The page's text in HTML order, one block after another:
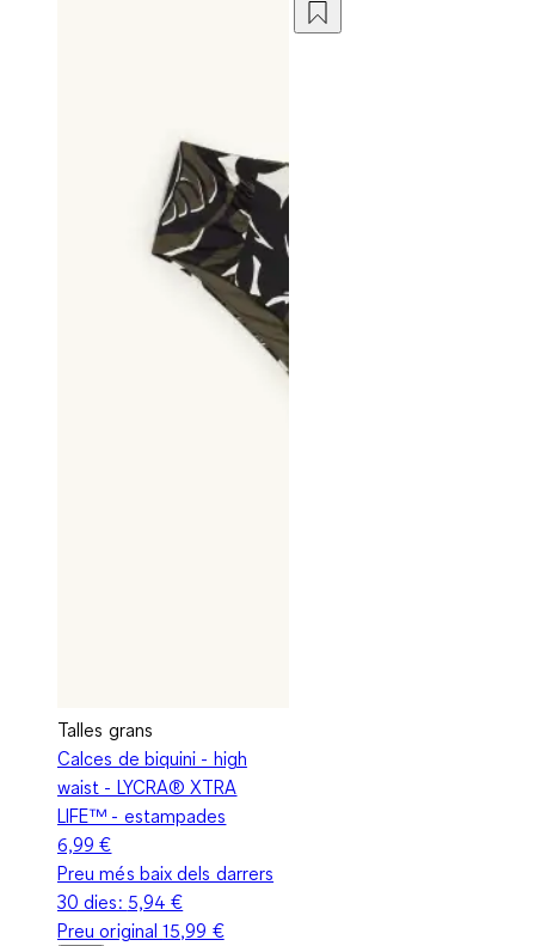
Talles grans
Calces de biquini - high
waist - LYCRA® XTRA
LIFE™ - estampades
6,99 €
Preu més baix dels darrers
30 dies: 5,94 €
Preu original15,99 €